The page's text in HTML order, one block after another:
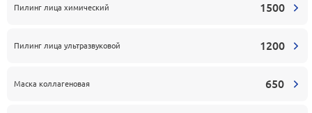
Пилинг лица химический 1500
Пилинг лица ультразвуковой 1200
Маска коллагеновая 650